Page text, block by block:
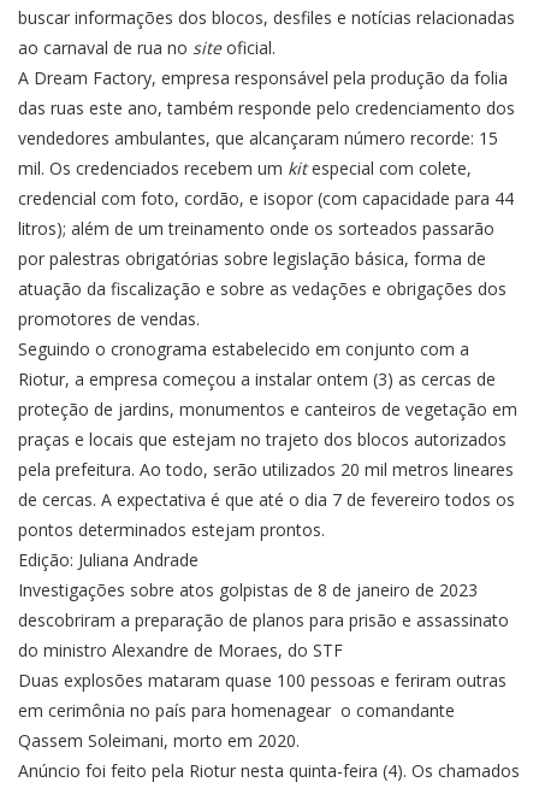
buscar informações dos blocos, desfiles e notícias relacionadas
ao carnaval de rua no siteoficial.
A Dream Factory, empresa responsável pela produção da folia
das ruas este ano, também responde pelo credenciamento dos
vendedores ambulantes, que alcançaram número recorde: 15
mil. Os credenciados recebem um kitespecial com colete,
credencial com foto, cordão, e isopor (com capacidade para 44
litros); além de um treinamento onde os sorteados passarão
por palestras obrigatórias sobre legislação básica, forma de
atuação da fiscalização e sobre as vedações e obrigações dos
promotores de vendas.
Seguindo o cronograma estabelecido em conjunto com a
Riotur, a empresa começou a instalar ontem (3) as cercas de
proteção de jardins, monumentos e canteiros de vegetação em
praças e locais que estejam no trajeto dos blocos autorizados
pela prefeitura. Ao todo, serão utilizados 20 mil metros lineares
de cercas. A expectativa é que até o dia 7 de fevereiro todos os
pontos determinados estejam prontos.
Edição: Juliana Andrade
Investigações sobre atos golpistas de 8 de janeiro de 2023
descobriram a preparação de planos para prisão e assassinato
do ministro Alexandre de Moraes, do STF
Duas explosões mataram quase 100 pessoas e feriram outras
em cerimônia no país para homenagear o comandante
Qassem Soleimani, morto em 2020.
Anúncio foi feito pela Riotur nesta quinta-feira (4). Os chamados